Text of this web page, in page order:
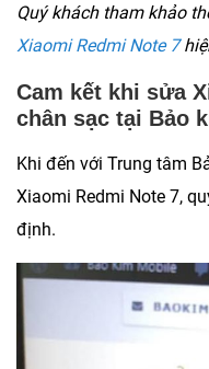
Quý khách tham khảo
Xiaomi Redmi Note 7
Cam kết khi sửa
chân sạc tại Bảo
Khi đến với Trung tâm
Xiaomi Redmi Note 7,
định.